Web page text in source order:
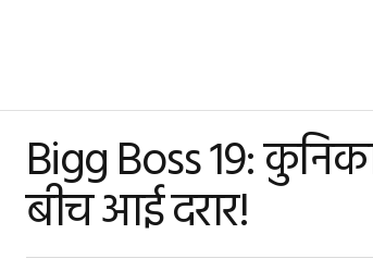
Bigg Boss 19:
बीच आई दरार!